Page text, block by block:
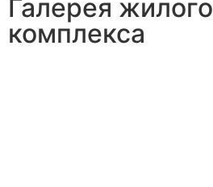
Галерея жилого
комплекса